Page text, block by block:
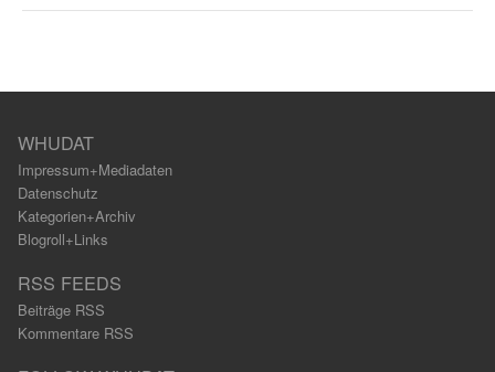
WHUDAT
Impressum+Mediadaten
Datenschutz
Kategorien+Archiv
Blogroll+Links
RSS FEEDS
Beiträge RSS
Kommentare RSS